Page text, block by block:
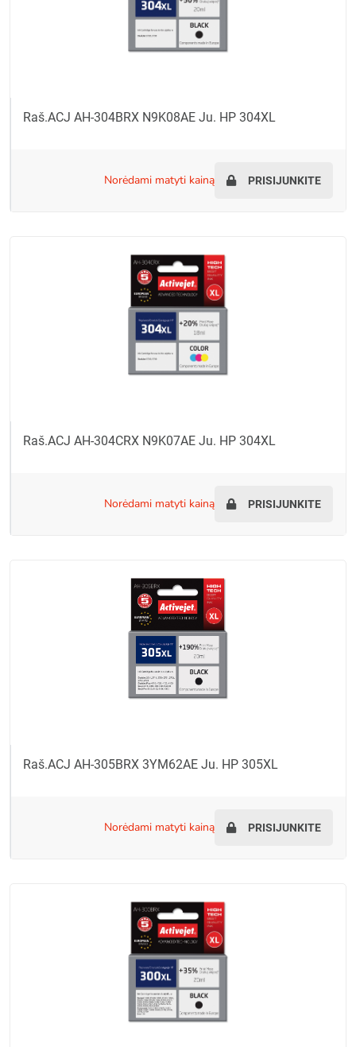
Raš.ACJ AH-304BRX N9K08AE Ju. HP 304XL
norėdami matyti kainą PRISIJUNKITE
Raš.ACJ AH-304CRX N9K07AE Ju. HP 304XL
norėdami matyti kainą PRISIJUNKITE
Raš.ACJ AH-305BRX 3YM62AE Ju. HP 305XL
norėdami matyti kainą PRISIJUNKITE